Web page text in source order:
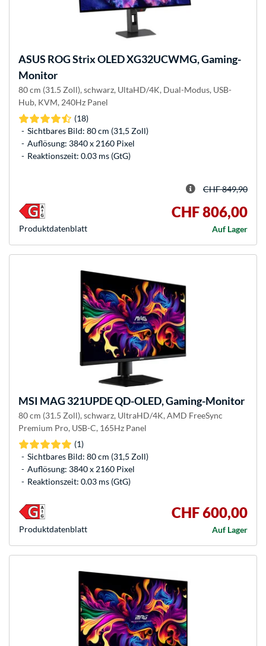
ASUS ROG Strix OLED XG32UCWMG, Gaming-
Monitor
80 cm (31.5 Zoll), schwarz, UltaHD/4K, Dual-Modus, USB-
Hub, KVM, 240Hz Panel
(18)
Sichtbares Bild: 80 cm (31,5 Zoll)
Auflösung: 3840 x 2160 Pixel
Reaktionszeit: 0.03 ms (GtG)
CHF 849,90
CHF 806,00
Auf Lager
Produkt­datenblatt
MSI MAG 321UPDE QD-OLED, Gaming-Monitor
80 cm (31.5 Zoll), schwarz, UltraHD/4K, AMD FreeSync
Premium Pro, USB-C, 165Hz Panel
(1)
Sichtbares Bild: 80 cm (31,5 Zoll)
Auflösung: 3840 x 2160 Pixel
Reaktionszeit: 0.03 ms (GtG)
CHF 600,00
Auf Lager
Produkt­datenblatt